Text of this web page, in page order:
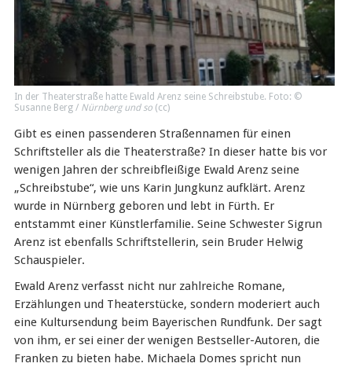
In der Theaterstraße hatte Ewald Arenz seine Schreibstube. Foto: ©
Susanne Berg / Nürnberg und so(cc)
Gibt es einen passenderen Straßennamen für einen
Schriftsteller als die Theaterstraße? In dieser hatte bis vor
wenigen Jahren der schreibfleißige Ewald Arenz seine
„Schreibstube“, wie uns Karin Jungkunz aufklärt. Arenz
wurde in Nürnberg geboren und lebt in Fürth. Er
entstammt einer Künstlerfamilie. Seine Schwester Sigrun
Arenz ist ebenfalls Schriftstellerin, sein Bruder Helwig
Schauspieler.
Ewald Arenz verfasst nicht nur zahlreiche Romane,
Erzählungen und Theaterstücke, sondern moderiert auch
eine Kultursendung beim Bayerischen Rundfunk. Der sagt
von ihm, er sei einer der wenigen Bestseller-Autoren, die
Franken zu bieten habe. Michaela Domes spricht nun